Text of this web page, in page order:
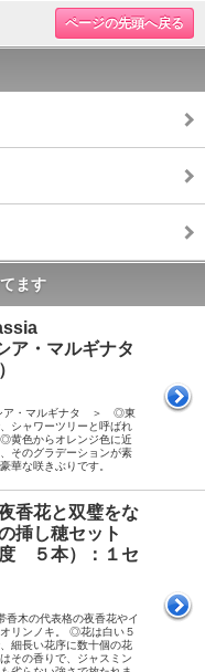
ページの先頭へ戻る
ます
ア・マルギナタ
ア・マルギナタ ＞ ◎東
シャワーツリーと呼ばれ
黄色からオレンジ色に近
そのグラデーションが素
華な咲きぶりです。
香花と双璧をな
挿し穂セット
度 ５本）：１セ
木の代表格の夜香花やイ
リンノキ。 ◎花は白い５
細長い花序に数十個の花
その香りで、ジャスミン